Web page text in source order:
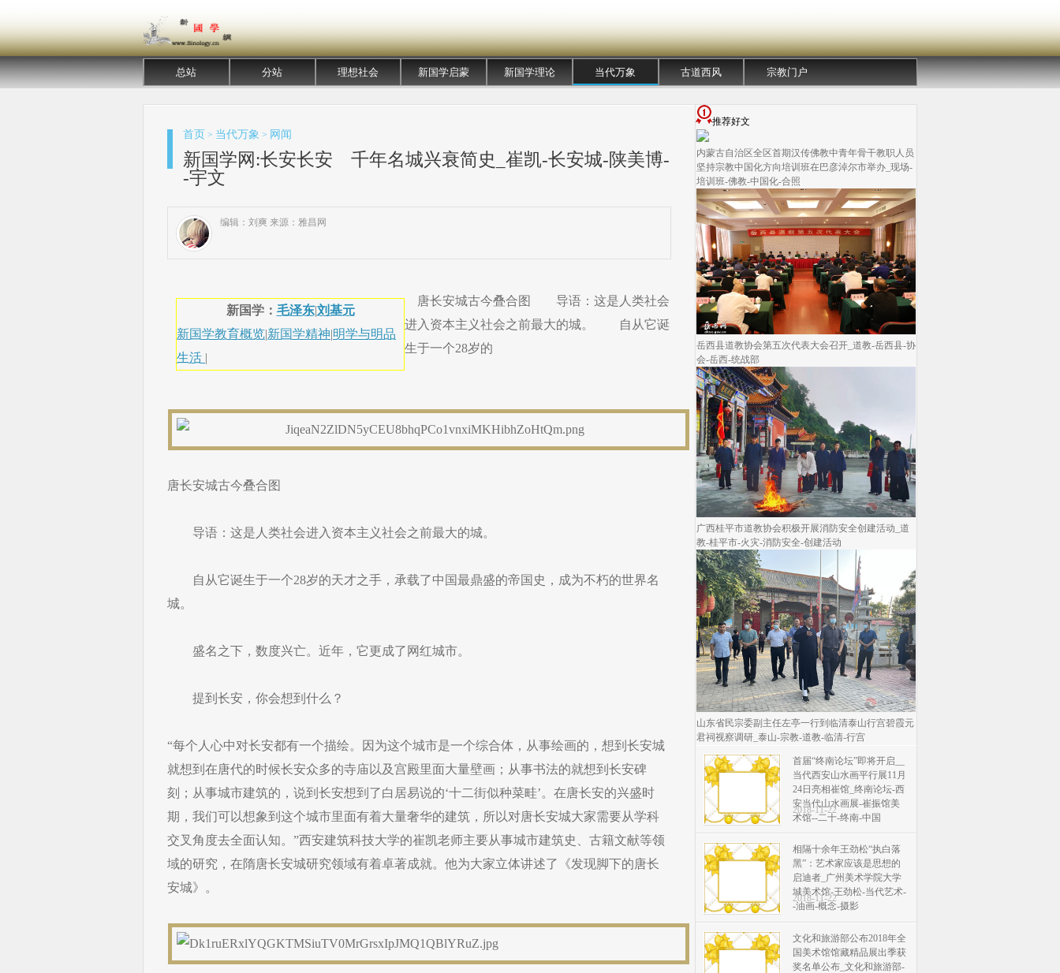
总站 分站 理想社会 新国学启蒙 新国学理论 当代万象 古道西风 宗教门户
首页 > 当代万象 > 网闻
新国学网:长安长安 千年名城兴衰简史_崔凯-长安城-陕美博-
-宇文
编辑：刘爽 来源：雅昌网
新国学： 毛泽东|刘基元
新国学教育概览|新国学精神|明学与明品
生活 |
唐长安城古今叠合图 导语：这是人类社会
进入资本主义社会之前最大的城。 自从它诞
生于一个28岁的
唐长安城古今叠合图
导语：这是人类社会进入资本主义社会之前最大的城。
自从它诞生于一个28岁的天才之手，承载了中国最鼎盛的帝国史，成为不朽的世界名
城。
盛名之下，数度兴亡。近年，它更成了网红城市。
提到长安，你会想到什么？
“每个人心中对长安都有一个描绘。因为这个城市是一个综合体，从事绘画的，想到长安城
就想到在唐代的时候长安众多的寺庙以及宫殿里面大量壁画；从事书法的就想到长安碑
刻；从事城市建筑的，说到长安想到了白居易说的‘十二街似种菜畦’。在唐长安的兴盛时
期，我们可以想象到这个城市里面有着大量奢华的建筑，所以对唐长安城大家需要从学科
交叉角度去全面认知。”西安建筑科技大学的崔凯老师主要从事城市建筑史、古籍文献等领
域的研究，在隋唐长安城研究领域有着卓著成就。他为大家立体讲述了《发现脚下的唐长
安城》。
推荐好文
内蒙古自治区全区首期汉传佛教中青年骨干教职人员
坚持宗教中国化方向培训班在巴彦淖尔市举办_现场-
培训班-佛教-中国化-合照
岳西县道教协会第五次代表大会召开_道教-岳西县-协
会-岳西-统战部
广西桂平市道教协会积极开展消防安全创建活动_道
教-桂平市-火灾-消防安全-创建活动
山东省民宗委副主任左亭一行到临清泰山行宫碧霞元
君祠视察调研_泰山-宗教-道教-临清-行宫
首届“终南论坛”即将开启__
当代西安山水画平行展11月
24日亮相崔馆_终南论坛-西
安当代山水画展-崔振馆美
术馆--二十-终南-中国
2018-11-22
相隔十余年王劲松“执白落
黑”：艺术家应该是思想的
启迪者_广州美术学院大学
城美术馆-王劲松-当代艺术-
-油画-概念-摄影
2018-11-22
文化和旅游部公布2018年全
国美术馆馆藏精品展出季获
奖名单公布_文化和旅游部-